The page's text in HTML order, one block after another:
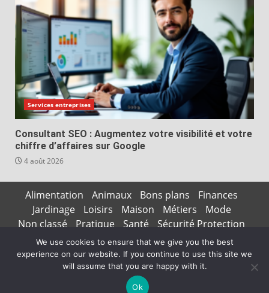
Services entreprises
Consultant SEO : Augmentez votre visibilité et votre
chiffre d’affaires sur Google
4 août 2026
Alimentation Animaux Bons plans
Finances
Jardinage
Loisirs Maison Métiers
Mode
Non classé
Pratique Santé
Sécurité Protection
Services entreprises
Technologie
Transports
Copyright © All rights reserved.|DarkNews
themes
We use cookies to ensure that we give you the best
experience on our website. If you continue to use this site we
will assume that you are happy with it.
Ok